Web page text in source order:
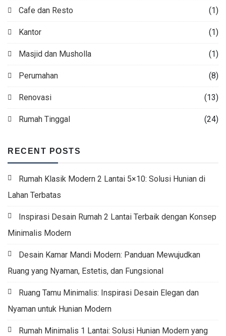
Cafe dan Resto (1)
Kantor (1)
Masjid dan Musholla (1)
Perumahan (8)
Renovasi (13)
Rumah Tinggal (24)
RECENT POSTS
Rumah Klasik Modern 2 Lantai 5×10: Solusi Hunian di
Lahan Terbatas
Inspirasi Desain Rumah 2 Lantai Terbaik dengan Konsep
Minimalis Modern
Desain Kamar Mandi Modern: Panduan Mewujudkan
Ruang yang Nyaman, Estetis, dan Fungsional
Ruang Tamu Minimalis: Inspirasi Desain Elegan dan
Nyaman untuk Hunian Modern
Rumah Minimalis 1 Lantai: Solusi Hunian Modern yang